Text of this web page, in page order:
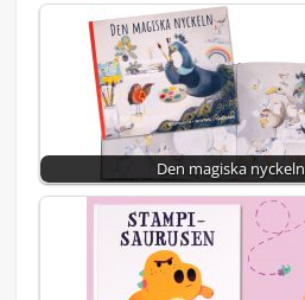
Den magiska nyckeln